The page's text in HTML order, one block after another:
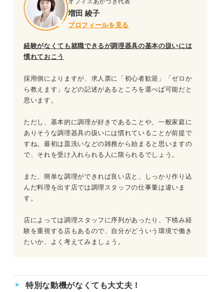
増田 綾子
プロフィールを見る
経験がなくても就職できるが調理器具の基本の扱いには
慣れておこう
採用側によりますが、求人票に「初心者歓迎」「ゼロか
ら教えます」などの記述があるところを選べば可能だと
思います。
ただし、基本的に調理が好きであることや、一般家庭に
ありそうな調理器具の扱いには慣れていることが前提で
すね。最初は皿洗いなどの雑務から始まると思いますの
で、それを受け入れられる人に限られるでしょう。
また、簡単な調理ができれば良い店と、しっかり作り込
んだ料理を出す店では調理スタッフの仕事量は違いま
す。
店によっては調理スタッフに序列があったり、下積み経
験を重視する店もあるので、自分がどういう環境で働き
たいか、よく考えてみましょう。
特別な動機がなくても大丈夫！